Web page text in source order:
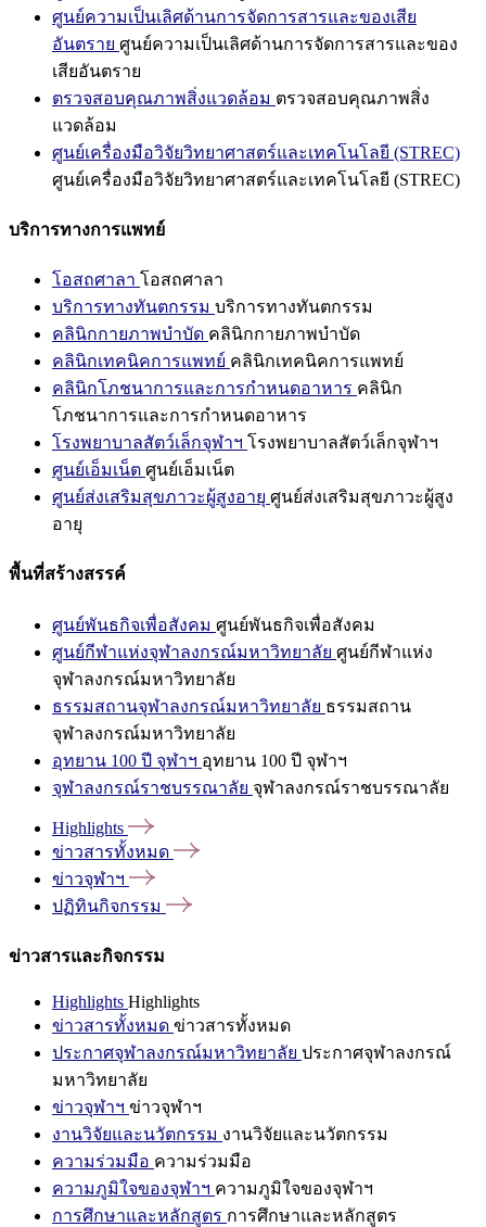
ศูนย์ความเป็นเลิศด้านการจัดการสารและของเสีย
อันตราย ศูนย์ความเป็นเลิศด้านการจัดการสารและของ
เสียอันตราย
ตรวจสอบคุณภาพสิ่งแวดล้อม ตรวจสอบคุณภาพสิ่ง
แวดล้อม
ศูนย์เครื่องมือวิจัยวิทยาศาสตร์และเทคโนโลยี (STREC)
ศูนย์เครื่องมือวิจัยวิทยาศาสตร์และเทคโนโลยี (STREC)
บริการทางการแพทย์
โอสถศาลา โอสถศาลา
บริการทางทันตกรรม บริการทางทันตกรรม
คลินิกกายภาพบำบัด คลินิกกายภาพบำบัด
คลินิกเทคนิคการแพทย์ คลินิกเทคนิคการแพทย์
คลินิกโภชนาการและการกำหนดอาหาร คลินิก
โภชนาการและการกำหนดอาหาร
โรงพยาบาลสัตว์เล็กจุฬาฯ โรงพยาบาลสัตว์เล็กจุฬาฯ
ศูนย์เอ็มเน็ต ศูนย์เอ็มเน็ต
ศูนย์ส่งเสริมสุขภาวะผู้สูงอายุ ศูนย์ส่งเสริมสุขภาวะผู้สูง
อายุ
พื้นที่สร้างสรรค์
ศูนย์พันธกิจเพื่อสังคม ศูนย์พันธกิจเพื่อสังคม
ศูนย์กีฬาแห่งจุฬาลงกรณ์มหาวิทยาลัย ศูนย์กีฬาแห่ง
จุฬาลงกรณ์มหาวิทยาลัย
ธรรมสถานจุฬาลงกรณ์มหาวิทยาลัย ธรรมสถาน
จุฬาลงกรณ์มหาวิทยาลัย
อุทยาน 100 ปี จุฬาฯ อุทยาน 100 ปี จุฬาฯ
จุฬาลงกรณ์ราชบรรณาลัย จุฬาลงกรณ์ราชบรรณาลัย
Highlights
ข่าวสารทั้งหมด
ข่าวจุฬาฯ
ปฏิทินกิจกรรม
ข่าวสารและกิจกรรม
Highlights Highlights
ข่าวสารทั้งหมด ข่าวสารทั้งหมด
ประกาศจุฬาลงกรณ์มหาวิทยาลัย ประกาศจุฬาลงกรณ์
มหาวิทยาลัย
ข่าวจุฬาฯ ข่าวจุฬาฯ
งานวิจัยและนวัตกรรม งานวิจัยและนวัตกรรม
ความร่วมมือ ความร่วมมือ
ความภูมิใจของจุฬาฯ ความภูมิใจของจุฬาฯ
การศึกษาและหลักสูตร การศึกษาและหลักสูตร